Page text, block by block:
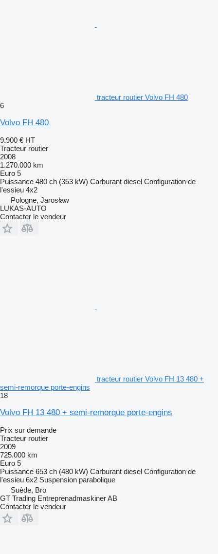
tracteur routier Volvo FH 480
6
Volvo FH 480
9.900 € HT
Tracteur routier
2008
1.270.000 km
Euro 5
Puissance 480 ch (353 kW) Carburant diesel Configuration de
l'essieu 4x2
Pologne, Jarosław
LUKAS-AUTO
Contacter le vendeur
tracteur routier Volvo FH 13 480 +
semi-remorque porte-engins
18
Volvo FH 13 480 + semi-remorque porte-engins
Prix sur demande
Tracteur routier
2009
725.000 km
Euro 5
Puissance 653 ch (480 kW) Carburant diesel Configuration de
l'essieu 6x2 Suspension parabolique
Suède, Bro
GT Trading Entreprenadmaskiner AB
Contacter le vendeur